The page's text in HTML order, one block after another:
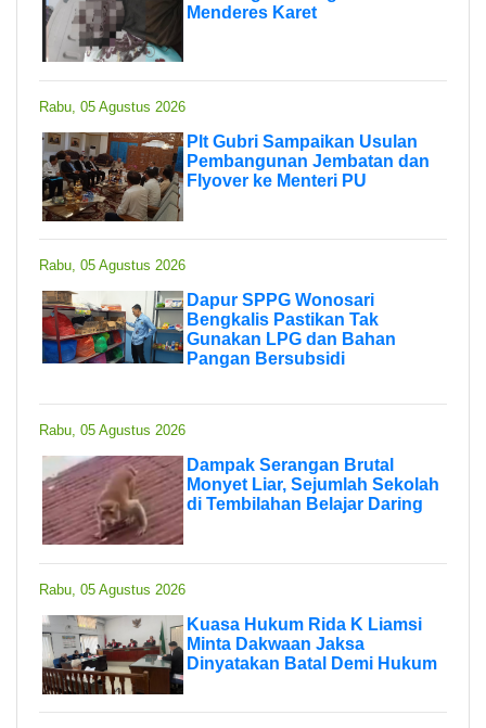
Menderes Karet
Rabu, 05 Agustus 2026
Plt Gubri Sampaikan Usulan
Pembangunan Jembatan dan
Flyover ke Menteri PU
Rabu, 05 Agustus 2026
Dapur SPPG Wonosari
Bengkalis Pastikan Tak
Gunakan LPG dan Bahan
Pangan Bersubsidi
Rabu, 05 Agustus 2026
Dampak Serangan Brutal
Monyet Liar, Sejumlah Sekolah
di Tembilahan Belajar Daring
Rabu, 05 Agustus 2026
Kuasa Hukum Rida K Liamsi
Minta Dakwaan Jaksa
Dinyatakan Batal Demi Hukum